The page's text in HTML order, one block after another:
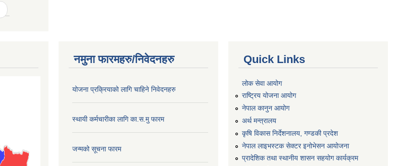
नमुना फारमहरु/निवेदनहरु
योजना प्रक्रियाको लागि चाहिने निवेदनहरु
स्थायी कर्मचारीका लागि का.स.मु फारम
जन्मको सूचना फारम
Quick Links
लोक सेवा आयोग
राष्ट्रिय योजना आयोग
नेपाल कानुन आयोग
अर्थ मन्त्रालय
कृषि विकास निर्देशनालय, गण्डकी प्रदेश
नेपाल लाइभस्टक सेक्टर इनोभेसन आयोजना
प्रादेशिक तथा स्थानीय शासन सहयोग कार्यक्रम